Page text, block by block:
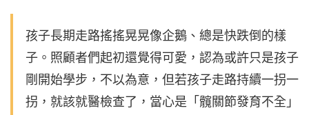
孩子長期走路搖搖晃晃像企鵝、總是快跌倒的樣
子。照顧者們起初還覺得可愛，認為或許只是孩子
剛開始學步，不以為意，但若孩子走路持續一拐一
拐，就該就醫檢查了，當心是「髖關節發育不全」